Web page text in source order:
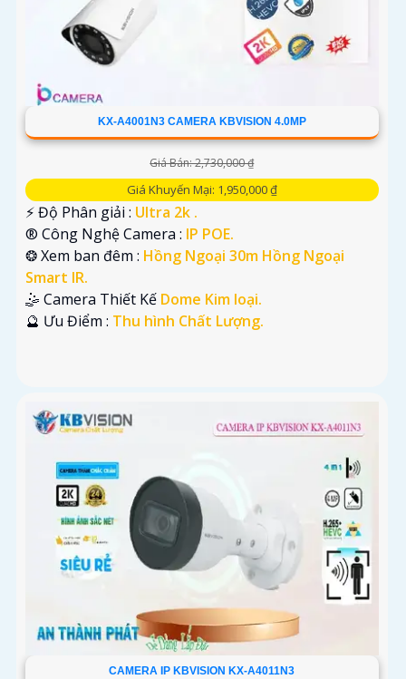
KX-A4001N3 CAMERA KBVISION 4.0MP
Giá Bán: 2,730,000 ₫
Giá Khuyến Mại: 1,950,000 ₫
️⚡ Độ Phân giải : Ultra 2k .
®️ Công Nghệ Camera : IP POE.
❂ Xem ban đêm : Hồng Ngoại 30m Hồng Ngoại
Smart IR.
🤹 Camera Thiết Kế Dome Kim loại.
️🔮 Ưu Điểm : Thu hình Chất Lượng.
CAMERA IP KBVISION KX-A4011N3